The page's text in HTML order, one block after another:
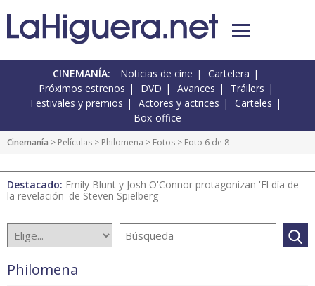
CINEMANÍA: Noticias de cine
Cartelera
Próximos estrenos
DVD Avances
Tráilers
Festivales y premios
Actores y actrices
Carteles
Box-office
Cinemanía > Películas > Philomena > Fotos > Foto 6 de 8
Destacado: Emily Blunt y Josh O'Connor protagonizan 'El día de
la revelación' de Steven Spielberg
Philomena